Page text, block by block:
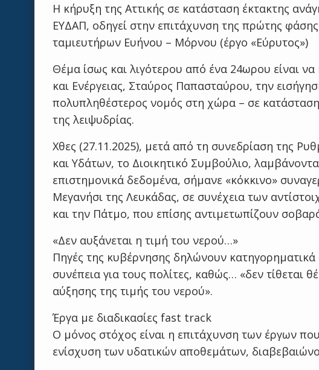
Η κήρυξη της Αττικής σε κατάσταση έκτακτης
ΕΥΔΑΠ, οδηγεί στην επιτάχυνση της πρώτης
ταμιευτήρων Ευήνου – Μόρνου (έργο «Εύρυτος»)
Θέμα ίσως και λιγότερου από ένα 24ωρου είναι
και Ενέργειας, Σταύρος Παπασταύρου, την
πολυπληθέστερος νομός στη χώρα – σε
της λειψυδρίας.
Χθες (27.11.2025), μετά από τη συνεδρίαση της
και Υδάτων, το Διοικητικό Συμβούλιο,
επιστημονικά δεδομένα, σήμανε «κόκκινο»
Μεγανήσι της Λευκάδας, σε συνέχεια των
και την Πάτμο, που επίσης αντιμετωπίζουν
«Δεν αυξάνεται η τιμή του νερού…»
Πηγές της κυβέρνησης δηλώνουν
συνέπεια για τους πολίτες, καθώς… «δεν τίθεται
αύξησης της τιμής του νερού».
Έργα με διαδικασίες fast track
Ο μόνος στόχος είναι η επιτάχυνση των έργων
ενίσχυση των υδατικών αποθεμάτων,